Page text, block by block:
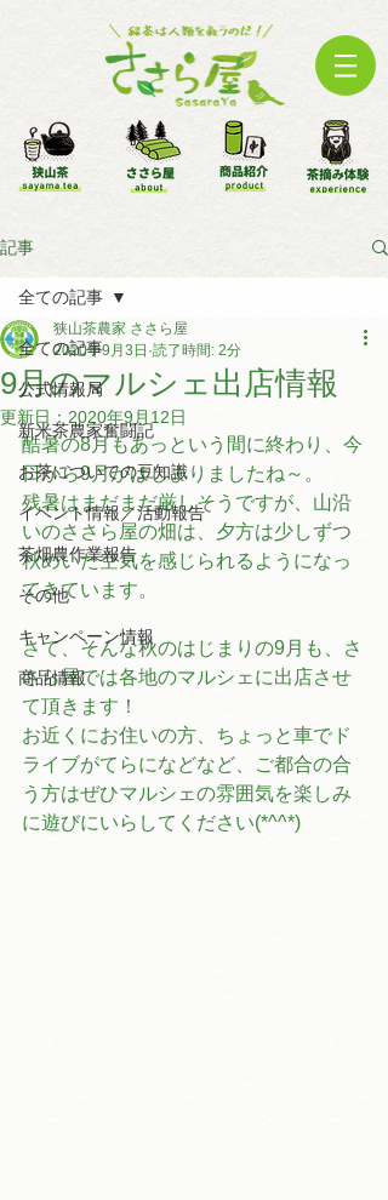
記事
全ての記事
公式情報局
新米茶農家奮闘記
お茶についての豆知識
イベント情報／活動報告
茶畑農作業報告
その他
キャンペーン情報
商品情報
全ての記事
9月のマルシェ出店情報
狭山茶農家 ささら屋
2020年9月3日 読了時間: 2分
更新日： 2020年9月12日
酷暑の8月もあっという間に終わり、今
日から9月がはじまりましたね～。
残暑はまだまだ厳しそうですが、山沿
いのささら屋の畑は、夕方は少しずつ
秋めいた空気を感じられるようになっ
てきています。
さて、そんな秋のはじまりの9月も、さ
さら屋では各地のマルシェに出店させ
て頂きます！
お近くにお住いの方、ちょっと車でド
ライブがてらになどなど、ご都合の合
う方はぜひマルシェの雰囲気を楽しみ
に遊びにいらしてください(*^^*)